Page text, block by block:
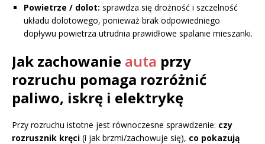
Powietrze / dolot: sprawdza się drożność i szczelność
układu dolotowego, ponieważ brak odpowiedniego
dopływu powietrza utrudnia prawidłowe spalanie mieszanki.
Jak zachowanie auta przy
rozruchu pomaga rozróżnić
paliwo, iskrę i elektrykę
Przy rozruchu istotne jest równoczesne sprawdzenie: czy
rozrusznik kręci (i jak brzmi/zachowuje się), co pokazują